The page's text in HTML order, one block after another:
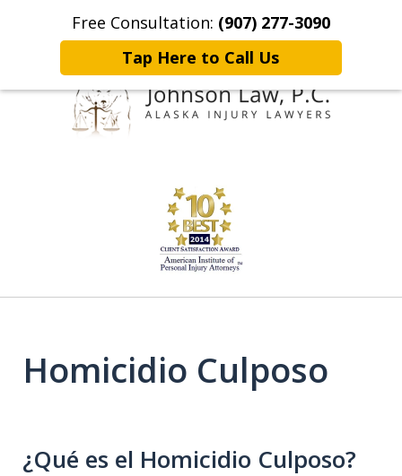
Free Consultation: (907) 277-3090
Tap Here to Call Us
Home Contact Johnson Law More
Representing
Clients Throughout Alaska!
Homicidio Culposo
¿Qué es el Homicidio Culposo?